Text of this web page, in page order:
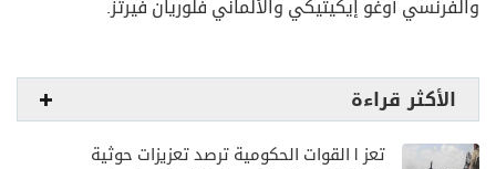
والفرنسي أوغو إيكيتيكي والألماني فلوريان فيرتز.
الأكثر قراءة
تعز | القوات الحكومية ترصد تعزيزات حوثية